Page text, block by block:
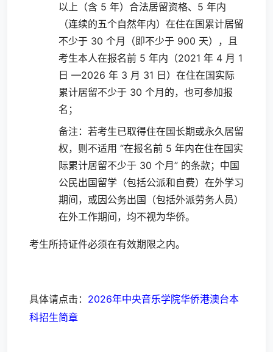
以上（含 5 年）合法居留资格、5 年内
（连续的五个自然年内）在住在国累计居留
不少于 30 个月（即不少于 900 天），且
考生本人在报名前 5 年内（2021 年 4 月 1
日 —2026 年 3 月 31 日）在住在国实际
累计居留不少于 30 个月的，也可参加报
名；
备注：若考生已取得住在国长期或永久居留
权，则不适用 “在报名前 5 年内在住在国实
际累计居留不少于 30 个月” 的条款；中国
公民出国留学（包括公派和自费）在外学习
期间，或因公务出国（包括外派劳务人员）
在外工作期间，均不视为华侨。
考生所持证件必须在有效期限之内。
具体请点击： 2026年中央音乐学院华侨港澳台本
科招生简章